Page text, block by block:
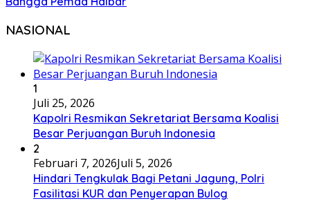
NASIONAL
1
Juli 25, 2026
Kapolri Resmikan Sekretariat Bersama Koalisi
Besar Perjuangan Buruh Indonesia
2
Februari 7, 2026Juli 5, 2026
Hindari Tengkulak Bagi Petani Jagung, Polri
Fasilitasi KUR dan Penyerapan Bulog